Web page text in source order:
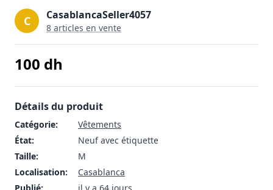
C CasablancaSeller4057
8 articles en vente
100 dh
Détails du produit
Catégorie:
Vêtements
État:
Neuf avec étiquette
Taille:
M
Localisation:
Casablanca